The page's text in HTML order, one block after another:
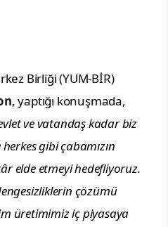
Birliği (YUM-BİR)
, yaptığı konuşmada,
ve vatandaş kadar biz
gibi çabamızın
elde etmeyi hedefliyoruz.
çözümü
üretimimiz iç piyasaya